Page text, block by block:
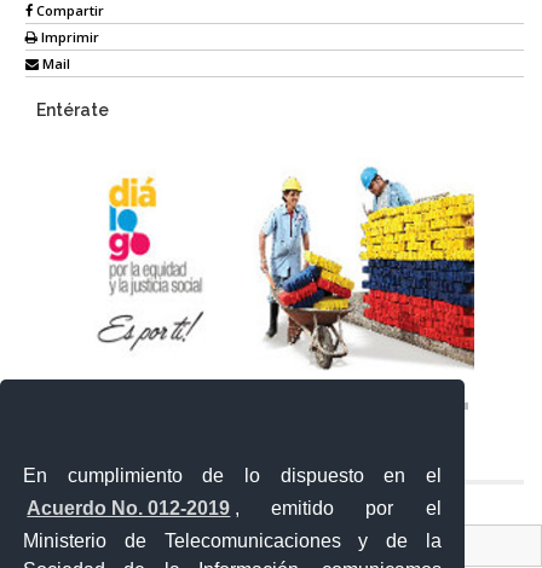
En cumplimiento de lo dispuesto en el
Acuerdo No. 012-2019 , emitido por el
Ministerio de Telecomunicaciones y de la
Compartir
Imprimir
Mail
Entérate
Ventanilla Única Virtual